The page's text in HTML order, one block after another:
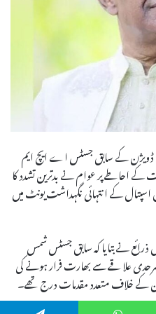
ڈویژن کے سابق جسٹس اے ایچ ایم
احاطے پر عوام نے بدترین تشدد کا
اسپتال کے انتہائی نگہداشت یونٹ میں
نے بتایا کہ سابق جسٹس شمس
علاقے سے بھارت فرار ہونے کی
کے خلاف متعدد مقدمات درج تھے۔